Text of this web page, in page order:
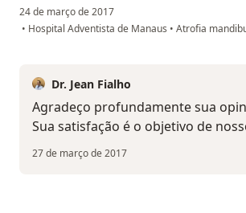
24 de março de 2017
• Hospital Adventista de Manaus • Atrofia
Dr. Jean Fialho
Agradeço profundamente sua
Sua satisfação é o objetivo de
27 de março de 2017